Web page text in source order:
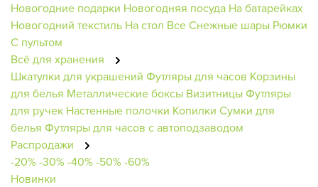
Новогодние подарки Новогодняя посуда На батарейках
Новогодний текстиль На стол Все Снежные шары Рюмки
С пультом
Всё для хранения
Шкатулки для украшений Футляры для часов Корзины
для белья Металлические боксы ВизитницыФутляры
для ручек Настенные полочки Копилки Сумки для
белья Футляры для часов с автоподзаводом
Распродажи
-20%-30%-40%-50%-60%
Новинки